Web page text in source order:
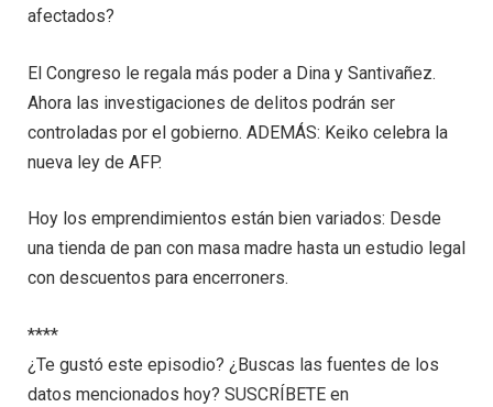
afectados?
El Congreso le regala más poder a Dina y Santivañez.
Ahora las investigaciones de delitos podrán ser
controladas por el gobierno. ADEMÁS: Keiko celebra la
nueva ley de AFP.
Hoy los emprendimientos están bien variados: Desde
una tienda de pan con masa madre hasta un estudio legal
con descuentos para encerroners.
****
¿Te gustó este episodio? ¿Buscas las fuentes de los
datos mencionados hoy? SUSCRÍBETE en